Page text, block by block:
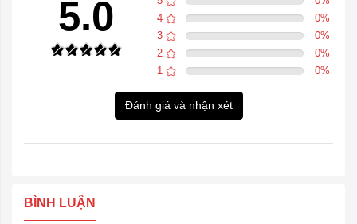
5.0
4
0%
3
0%
2
0%
1
0%
Đánh giá và nhận xét
BÌNH LUẬN